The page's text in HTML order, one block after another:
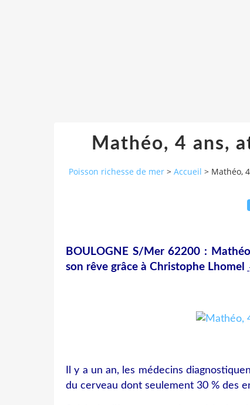
Mathéo, 4 ans,
Poisson richesse de mer > Accueil > Mathéo,
BOULOGNE S/Mer 62200 :
son rêve grâce à Christophe Lhomel
Il y a un an, les médecins
du cerveau dont seulement 30 % des